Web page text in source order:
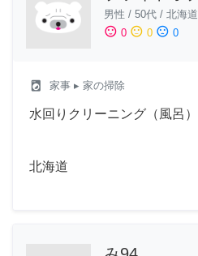
男性 / 50代 / 北海道
sentiment_satisfied 0 sentiment_neutral 0 sentiment_dissatisfied 0
local_laundry_service 家事 ▸ 家の掃除
水回りクリーニング（風呂）
北海道